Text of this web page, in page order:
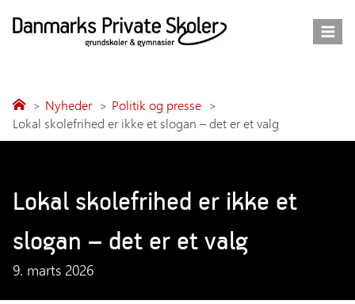
Nyheder
Politik og presse
Lokal skolefrihed er ikke et slogan – det er et valg
Lokal skolefrihed er ikke et
slogan – det er et valg
9. marts 2026